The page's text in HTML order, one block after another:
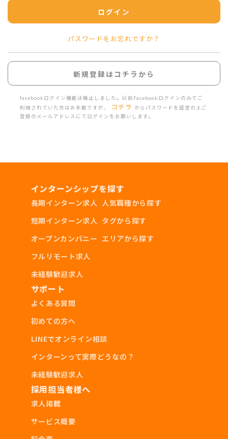
ログイン
パスワードをお忘れですか？
新規登録はコチラから
facebookログイン機能は廃止しました。以前Facebookログインのみでご
利用されていた方はお手数ですが、
コチラ からパスワードを設定の上ご
登録のメールアドレスにてログインをお願いします。
インターンシップを探す
長期インターン求人
短期インターン求人
オープンカンパニー
フルリモート求人
未経験歓迎求人
人気職種から探す
タグから探す
エリアから探す
サポート
よくある質問
初めての方へ
LINEでオンライン相談
インターンって実際どうなの？
未経験歓迎求人
採用担当者様へ
求人掲載
サービス概要